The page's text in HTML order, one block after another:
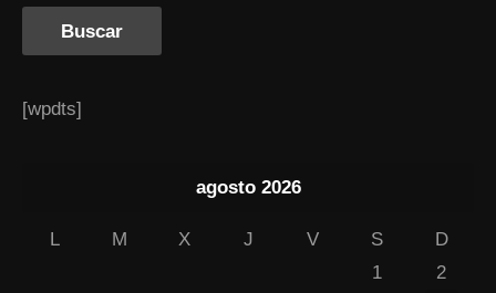
[wpdts]
agosto 2026
L M X J V S
D
1
2